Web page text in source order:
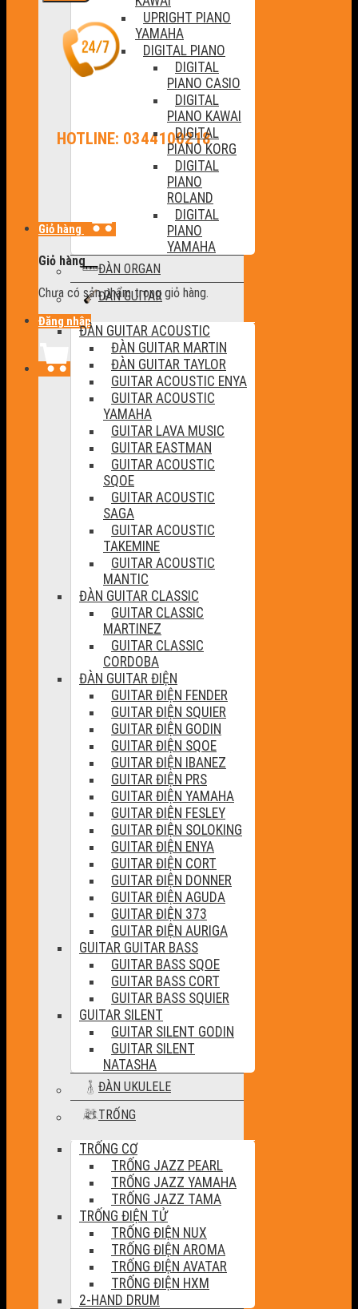
HOTLINE: 0344100218
Giỏ hàng
Giỏ hàng
Chưa có sản phẩm trong giỏ hàng.
Đăng nhập
UPRIGHT PIANO
YAMAHA
DIGITAL PIANO
DIGITAL
PIANO CASIO
DIGITAL
PIANO KAWAI
DIGITAL
PIANO KORG
DIGITAL
PIANO
ROLAND
DIGITAL
PIANO
YAMAHA
ĐÀN ORGAN
ĐÀN GUITAR
ĐÀN GUITAR ACOUSTIC
ĐÀN GUITAR MARTIN
ĐÀN GUITAR TAYLOR
GUITAR ACOUSTIC ENYA
GUITAR ACOUSTIC
YAMAHA
GUITAR LAVA MUSIC
GUITAR EASTMAN
GUITAR ACOUSTIC
SQOE
GUITAR ACOUSTIC
SAGA
GUITAR ACOUSTIC
TAKEMINE
GUITAR ACOUSTIC
MANTIC
ĐÀN GUITAR CLASSIC
GUITAR CLASSIC
MARTINEZ
GUITAR CLASSIC
CORDOBA
ĐÀN GUITAR ĐIỆN
GUITAR ĐIỆN FENDER
GUITAR ĐIỆN SQUIER
GUITAR ĐIỆN GODIN
GUITAR ĐIỆN SQOE
GUITAR ĐIỆN IBANEZ
GUITAR ĐIỆN PRS
GUITAR ĐIỆN YAMAHA
GUITAR ĐIỆN FESLEY
GUITAR ĐIỆN SOLOKING
GUITAR ĐIỆN ENYA
GUITAR ĐIỆN CORT
GUITAR ĐIỆN DONNER
GUITAR ĐIỆN AGUDA
GUITAR ĐIỆN 373
GUITAR ĐIỆN AURIGA
GUITAR GUITAR BASS
GUITAR BASS SQOE
GUITAR BASS CORT
GUITAR BASS SQUIER
GUITAR SILENT
GUITAR SILENT GODIN
GUITAR SILENT
NATASHA
ĐÀN UKULELE
TRỐNG
TRỐNG CƠ
TRỐNG JAZZ PEARL
TRỐNG JAZZ YAMAHA
TRỐNG JAZZ TAMA
TRỐNG ĐIỆN TỬ
TRỐNG ĐIỆN NUX
TRỐNG ĐIỆN AROMA
TRỐNG ĐIỆN AVATAR
TRỐNG ĐIỆN HXM
2-HAND DRUM